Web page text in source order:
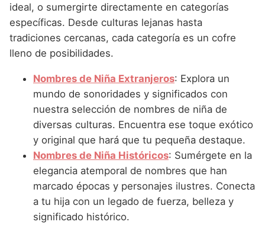
Nombres de Niña que empiezan por J
Nombres de Niña que empiezan por K
Nombres de Niña que empiezan por L
Nombres de Niña que empiezan por M
Nombres de Niña que empiezan por N
Nombres de Niña que empiezan por O
Nombres de Niña que empiezan por P
Nombres de Niña que empiezan por Q
Nombres de Niña que empiezan por R
Nombres de Niña que empiezan por S
Nombres de Niña Japoneses
Nombres de Niña Judios
Nombres de Niña Marroquies
Nombres de Niña Portugueses
Nombres de Niña Rumanos
Nombres de Niña Rusos
Nombres de Niña Suecos
Nombres de Niña Castellanos
Nombres de Niña Catalanes
Nombres de Niña Gallegos
Nombres de Niña Madrileños
Nombres de Niña Navarros
Nombres de Niña Riojanos
Nombres de Niña Valencianos
ideal, o sumergirte directamente en categorías
específicas. Desde culturas lejanas hasta
tradiciones cercanas, cada categoría es un cofre
lleno de posibilidades.
Nombres de Niña Extranjeros: Explora un
mundo de sonoridades y significados con
nuestra selección de nombres de niña de
diversas culturas. Encuentra ese toque exótico
y original que hará que tu pequeña destaque.
Nombres de Niña Históricos: Sumérgete en la
elegancia atemporal de nombres que han
marcado épocas y personajes ilustres. Conecta
a tu hija con un legado de fuerza, belleza y
significado histórico.